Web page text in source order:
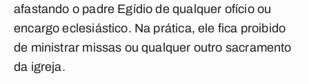
afastando o padre Egídio de qualquer ofício ou
encargo eclesiástico. Na prática, ele fica proibido
de ministrar missas ou qualquer outro sacramento
da igreja.